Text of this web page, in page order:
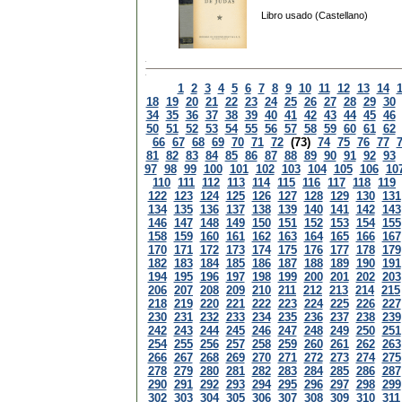
Libro usado (Castellano)
1 2 3 4 5 6 7 8 9 10 11 12 13 14
18 19 20 21 22 23 24 25 26 27 28 29 30
34 35 36 37 38 39 40 41 42 43 44 45 46
50 51 52 53 54 55 56 57 58 59 60 61 62
66 67 68 69 70 71 72 (73) 74 75 76 77
81 82 83 84 85 86 87 88 89 90 91 92 93
97 98 99 100 101 102 103 104 105 106
110 111 112 113 114 115 116 117 118 119
122 123 124 125 126 127 128 129 130 131
134 135 136 137 138 139 140 141 142 143
146 147 148 149 150 151 152 153 154 155
158 159 160 161 162 163 164 165 166 167
170 171 172 173 174 175 176 177 178 179
182 183 184 185 186 187 188 189 190 191
194 195 196 197 198 199 200 201 202 203
206 207 208 209 210 211 212 213 214 215
218 219 220 221 222 223 224 225 226 227
230 231 232 233 234 235 236 237 238 239
242 243 244 245 246 247 248 249 250 251
254 255 256 257 258 259 260 261 262 263
266 267 268 269 270 271 272 273 274 275
278 279 280 281 282 283 284 285 286 287
290 291 292 293 294 295 296 297 298 299
302 303 304 305 306 307 308 309 310 311